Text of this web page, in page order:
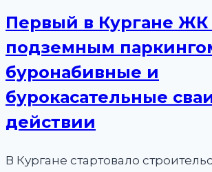
Первый в Кургане ЖК
подземным
буронабивные и
бурокасательные
действии
В Кургане стартовало